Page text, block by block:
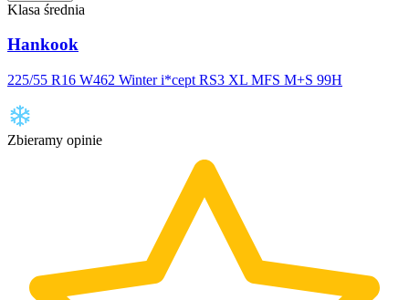
Klasa średnia
Hankook
225/55 R16 W462 Winter i*cept RS3 XL MFS M+S 99H
Zbieramy opinie